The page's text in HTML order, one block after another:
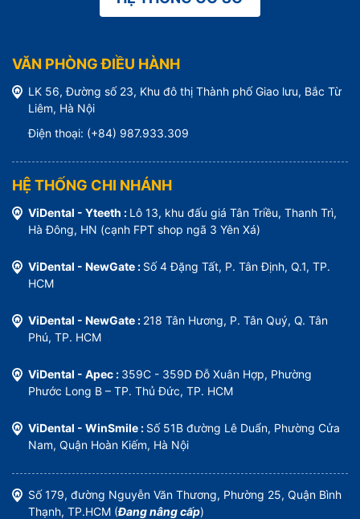
VĂN PHÒNG ĐIỀU HÀNH
LK 56, Đường số 23, Khu đô thị Thành phố Giao lưu, Bắc Từ
Liêm, Hà Nội
Điện thoại: (+84) 987.933.309
HỆ THỐNG CHI NHÁNH
ViDental - Yteeth : Lô 13, khu đấu giá Tân Triều, Thanh Trì,
Hà Đông, HN (cạnh FPT shop ngã 3 Yên Xá)
ViDental - NewGate : Số 4 Đặng Tất, P. Tân Định, Q.1, TP.
HCM
ViDental - NewGate : 218 Tân Hương, P. Tân Quý, Q. Tân
Phú, TP. HCM
ViDental - Apec : 359C - 359D Đỗ Xuân Hợp, Phường
Phước Long B – TP. Thủ Đức, TP. HCM
ViDental - WinSmile : Số 51B đường Lê Duẩn, Phường Cửa
Nam, Quận Hoàn Kiếm, Hà Nội
Số 179, đường Nguyễn Văn Thương, Phường 25, Quận Bình
Thạnh, TP.HCM (Đang nâng cấp)